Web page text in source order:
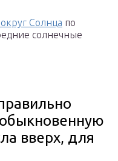
Солнца по
солнечные
вверх, для